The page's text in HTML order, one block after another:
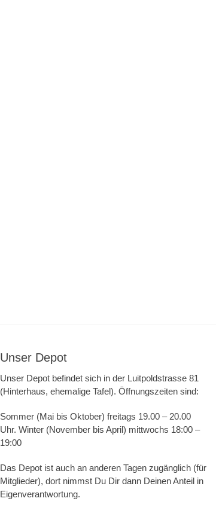
Unser Depot
Unser Depot befindet sich in der Luitpoldstrasse 81
(Hinterhaus, ehemalige Tafel). Öffnungszeiten sind:
Sommer (Mai bis Oktober) freitags 19.00 – 20.00
Uhr. Winter (November bis April) mittwochs 18:00 –
19:00
Das Depot ist auch an anderen Tagen zugänglich (für
Mitglieder), dort nimmst Du Dir dann Deinen Anteil in
Eigenverantwortung.